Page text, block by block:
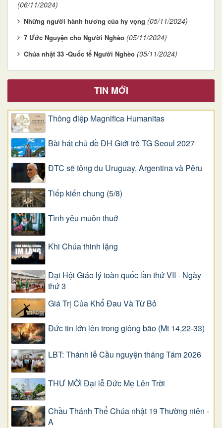
(06/11/2024)
Những người hành hương của hy vọng (05/11/2024)
7 Ước Nguyện cho Người Nghèo (05/11/2024)
Chúa nhật 33 -Quốc tế Người Nghèo (05/11/2024)
TIN MỚI
Thông điệp Magnifica Humanitas
Bài hát chủ đề ĐH Giới trẻ TG Seoul 2027
ĐTC sẽ tông du Uruguay, Argentina và Pêru
Tiếp kiến chung (5/8)
Tình yêu muôn thuở
Khi Chúa thinh lặng
Đại Hội Giáo lý toàn quốc lần thứ VII - Ngày
thứ 3
Giá Trị Của Khổ Ðau Và Từ Bỏ
Đức tin lớn lên trong giông bão (Mt 14,22-33)
LBT: Thánh lễ Cầu nguyện tháng Tám 2026
THƯ MỜI Đại lễ Đức Mẹ Lên Trời
Chầu Thánh Thể Chúa nhật 19 Thường niên -
A